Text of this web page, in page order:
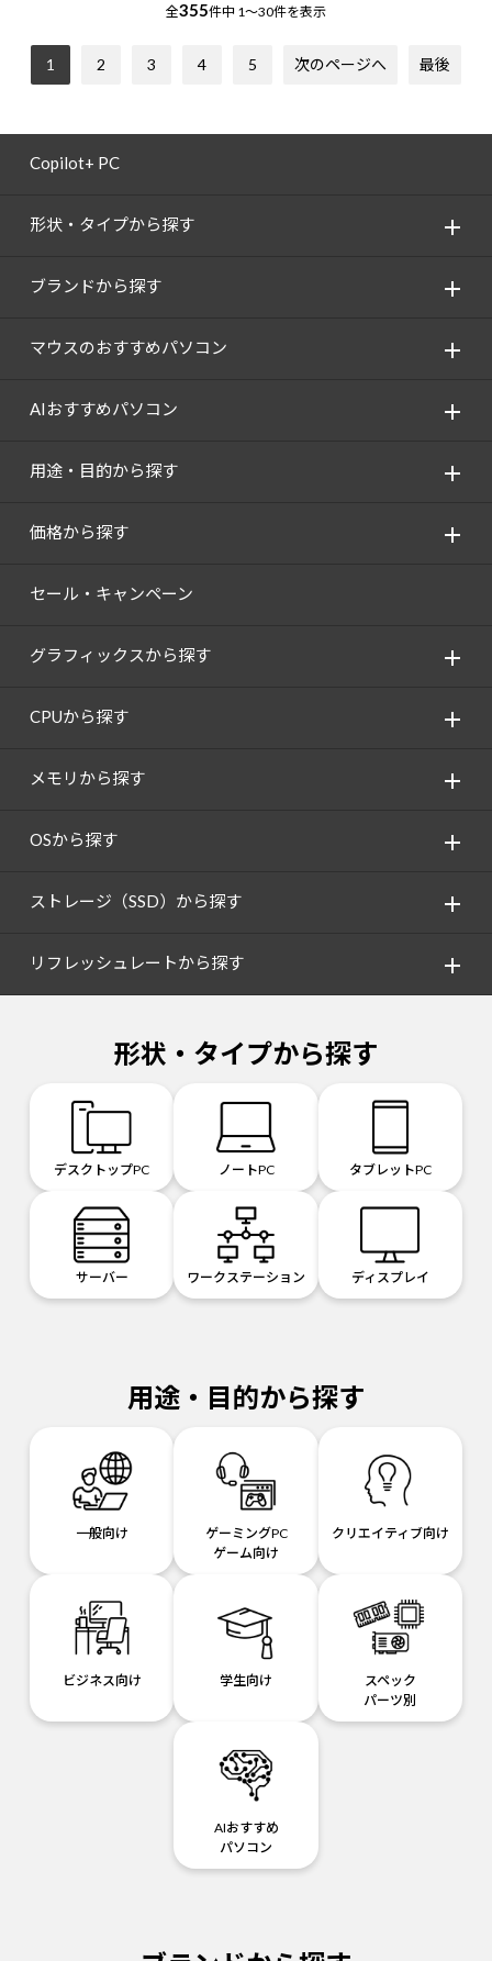
全355件中 1～30件を表示
1 2 3 4 5 次のページへ 最後
Copilot+ PC
形状・タイプから探す
ブランドから探す
マウスのおすすめパソコン
AIおすすめパソコン
用途・目的から探す
価格から探す
セール・キャンペーン
グラフィックスから探す
CPUから探す
メモリから探す
OSから探す
ストレージ（SSD）から探す
リフレッシュレートから探す
形状・タイプから探す
デスクトップPC ノートPC タブレットPC
サーバー ワークステーション ディスプレイ
用途・目的から探す
一般向け
ゲーミングPC
ゲーム向け
クリエイティブ向け
ビジネス向け 学生向け
スペック
パーツ別
AIおすすめ
パソコン